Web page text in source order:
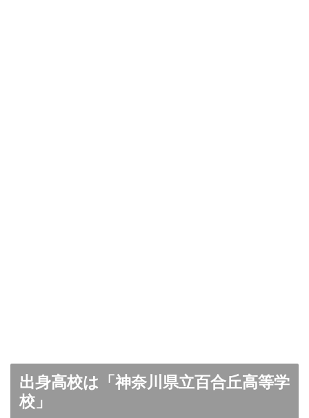
出身高校は「神奈川県立百合丘高等学
校」